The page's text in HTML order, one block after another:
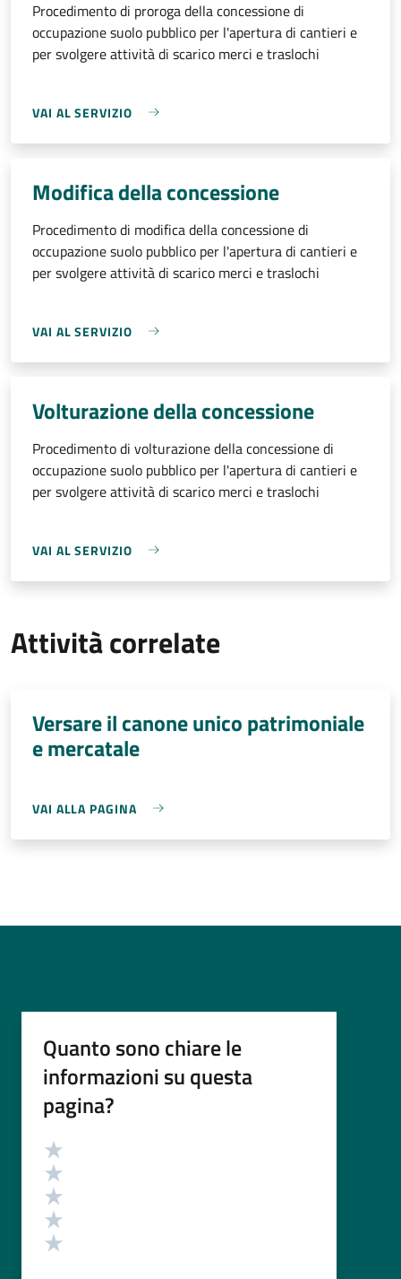
Procedimento di proroga della concessione di
occupazione suolo pubblico per l'apertura di cantieri e
per svolgere attività di scarico merci e traslochi
VAI AL SERVIZIO
Modifica della concessione
Procedimento di modifica della concessione di
occupazione suolo pubblico per l'apertura di cantieri e
per svolgere attività di scarico merci e traslochi
VAI AL SERVIZIO
Volturazione della concessione
Procedimento di volturazione della concessione di
occupazione suolo pubblico per l'apertura di cantieri e
per svolgere attività di scarico merci e traslochi
VAI AL SERVIZIO
Attività correlate
Versare il canone unico patrimoniale
e mercatale
VAI ALLA PAGINA
Quanto sono chiare le
informazioni su questa
pagina?
Valutazione